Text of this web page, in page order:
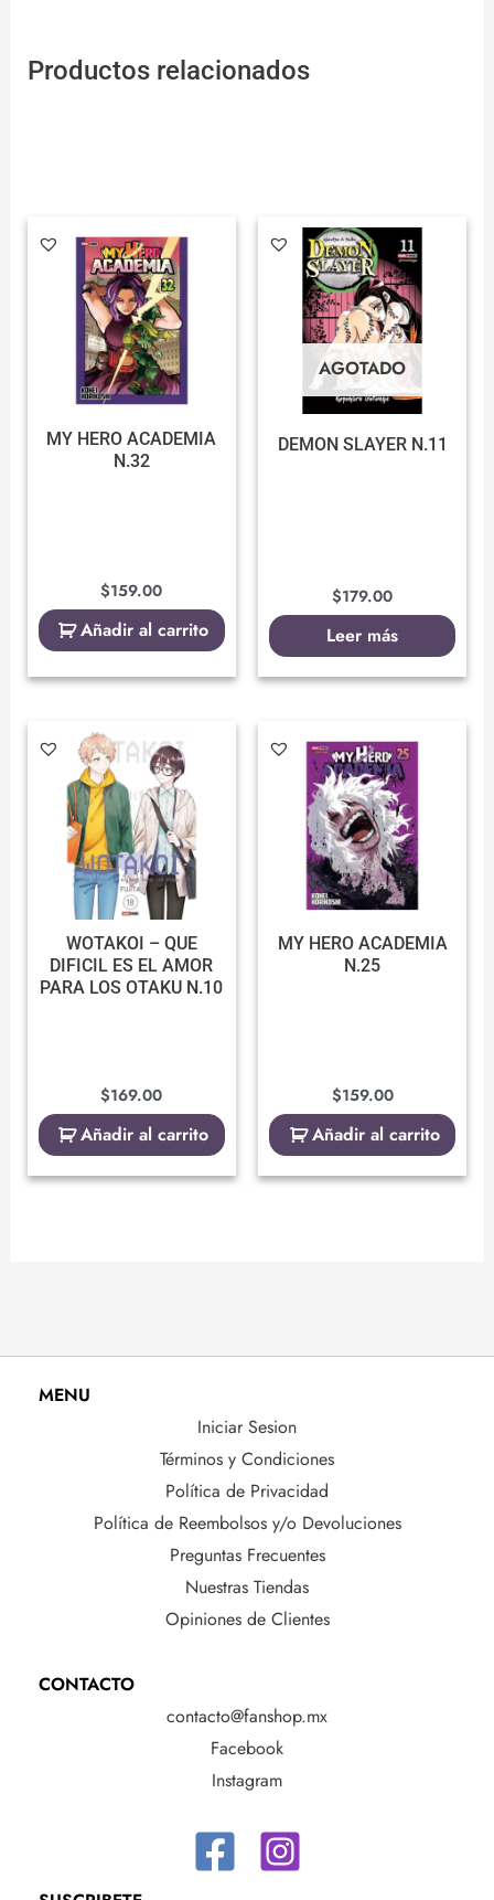
Productos relacionados
MY HERO ACADEMIA
N.32
$159.00
Añadir al carrito
AGOTADO
DEMON SLAYER N.11
$179.00
Leer más
WOTAKOI – QUE
DIFICIL ES EL AMOR
PARA LOS OTAKU N.10
$169.00
Añadir al carrito
MY HERO ACADEMIA
N.25
$159.00
Añadir al carrito
MENU
Iniciar Sesion
Términos y Condiciones
Política de Privacidad
Política de Reembolsos y/o Devoluciones
Preguntas Frecuentes
Nuestras Tiendas
Opiniones de Clientes
CONTACTO
contacto@fanshop.mx
Facebook
Instagram